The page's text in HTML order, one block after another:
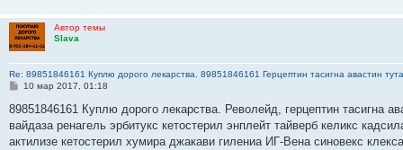
Автор темы
Slava
Re: 89851846161 Куплю дорого лекарства. 89851846161 Герцептин тасигна авастин
С
о
щ
е
10 мар 2017, 01:18
89851846161 Куплю дорого лекарства. Револейд, герцептин тасигна
вайдаза ренагель эрбитукс кетостерил энплейт тайверб келикс
актилизе кетостерил хумира джакави гилениа ИГ-Вена синовекс